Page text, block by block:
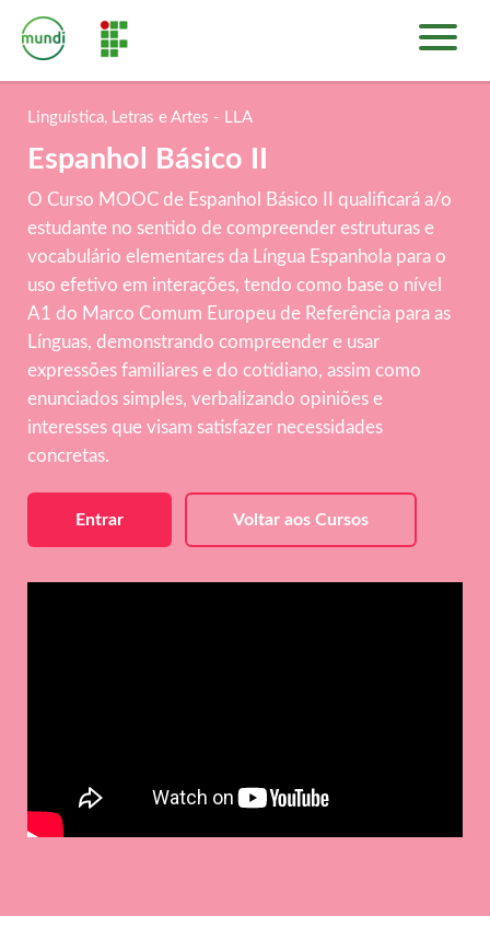
PLATAFORMA DE CURSOS
ENTRAR
Linguística, Letras e Artes - LLA
Espanhol Básico II
O Curso MOOC de Espanhol Básico II qualificará a/o
estudante no sentido de compreender estruturas e
vocabulário elementares da Língua Espanhola para o
uso efetivo em interações, tendo como base o nível
A1 do Marco Comum Europeu de Referência para as
Línguas, demonstrando compreender e usar
expressões familiares e do cotidiano, assim como
enunciados simples, verbalizando opiniões e
interesses que visam satisfazer necessidades
concretas.
Entrar Voltar aos Cursos